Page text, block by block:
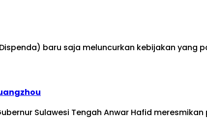
baru saja meluncurkan kebijakan yang
Sulawesi Tengah Anwar Hafid